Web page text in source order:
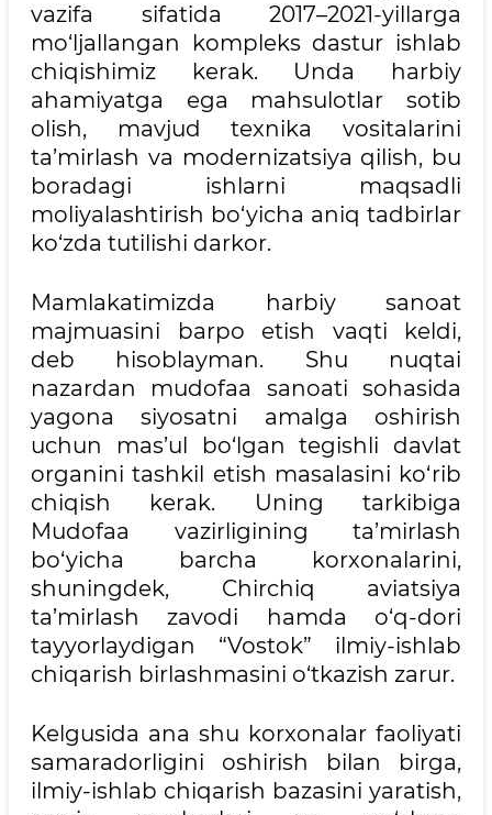
vazifa sifatida 2017–2021-yillarga
mo‘ljallangan kompleks dastur ishlab
chiqishimiz kerak. Unda harbiy
ahamiyatga ega mahsulotlar sotib
olish, mavjud texnika vositalarini
ta’mirlash va modernizatsiya qilish, bu
boradagi ishlarni maqsadli
moliyalashtirish bo‘yicha aniq tadbirlar
ko‘zda tutilishi darkor.
Mamlakatimizda harbiy sanoat
majmuasini barpo etish vaqti keldi,
deb hisoblayman. Shu nuqtai
nazardan mudofaa sanoati sohasida
yagona siyosatni amalga oshirish
uchun mas’ul bo‘lgan tegishli davlat
organini tashkil etish masalasini ko‘rib
chiqish kerak. Uning tarkibiga
Mudofaa vazirligining ta’mirlash
bo‘yicha barcha korxonalarini,
shuningdek, Chirchiq aviatsiya
ta’mirlash zavodi hamda o‘q-dori
tayyorlaydigan “Vostok” ilmiy-ishlab
chiqarish birlashmasini o‘tkazish zarur.
Kelgusida ana shu korxonalar faoliyati
samaradorligini oshirish bilan birga,
ilmiy-ishlab chiqarish bazasini yaratish,